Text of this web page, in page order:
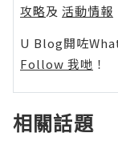
攻略及 活動情報
U Blog開咗
Follow 我哋 ！
相關話題